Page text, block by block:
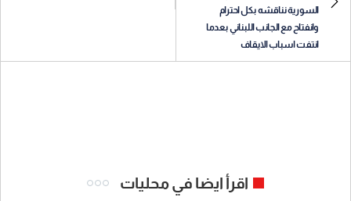
السورية نناقشه بكل احترام
وانفتاح مع الجانب اللبناني بعدما
انتفت اسباب الايقاف
اقرأ ايضا في محليات